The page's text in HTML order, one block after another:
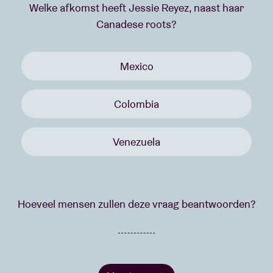
Welke afkomst heeft Jessie Reyez, naast haar
Canadese roots?
Mexico
Colombia
Venezuela
Hoeveel mensen zullen deze vraag beantwoorden?